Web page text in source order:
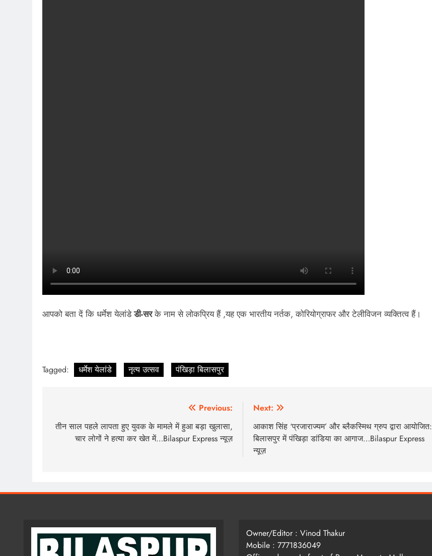
आपको बता दें कि धर्मेश येलांडेडी-सरके नाम से लोकप्रिय हैं ,यह एक भारतीय नर्तक, कोरियोग्राफर और टेलीविजन व्यक्तित्व हैं।
Tagged: धर्मेश येलांडे नृत्य उत्सव पंखिड़ा बिलासपुर
navigation
Previous:
तीन साल पहले लापता हुए युवक के मामले में हुआ बड़ा खुलासा,
चार लोगों ने हत्या कर खेत में…Bilaspur Express न्यूज़
Next:
आकाश सिंह ‘प्रजाराज्यम’ और ब्लैकस्मिथ ग्रुप द्वारा आयोजित:
बिलासपुर में पंखिड़ा डांडिया का आगाज…Bilaspur Express
न्यूज़
Owner/Editor : Vinod Thakur
Mobile : 7771836049